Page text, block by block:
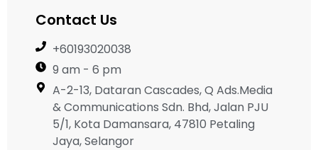
Contact Us
+60193020038
9 am - 6 pm
A-2-13, Dataran Cascades, Q Ads.Media
& Communications Sdn. Bhd, Jalan PJU
5/1, Kota Damansara, 47810 Petaling
Jaya, Selangor